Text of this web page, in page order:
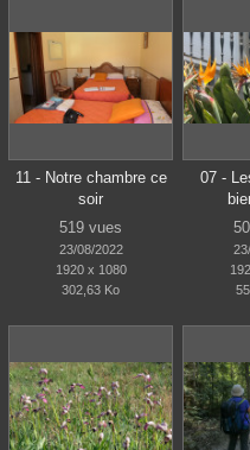
11 - Notre chambre ce
soir
519 vues
23/08/2022
1920 x 1080
302,63 Ko
07 -